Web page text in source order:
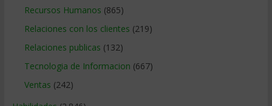
Recursos Humanos (865)
Relaciones con los clientes (219)
Relaciones publicas (132)
Tecnologia de Informacion (667)
Ventas (242)